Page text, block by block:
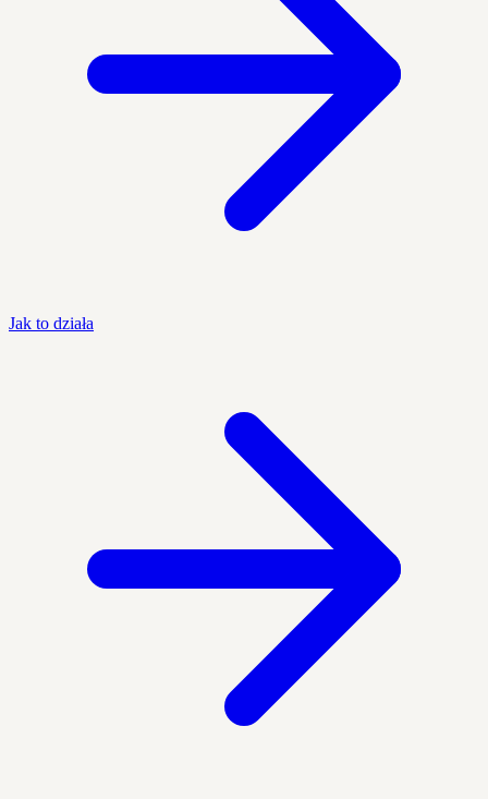
Jak to działa